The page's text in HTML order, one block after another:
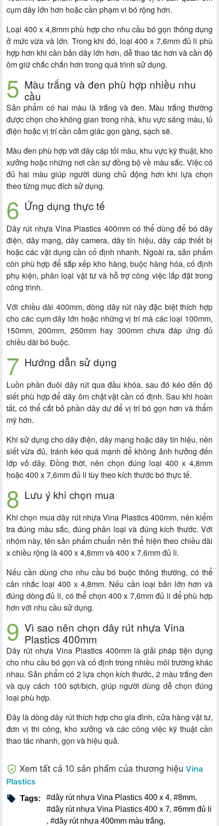
cụm dây lớn hơn hoặc cần phạm vi bó rộng hơn.
Loại 400 x 4,8mm phù hợp cho nhu cầu bó gọn thông dụng
ở mức vừa và lớn. Trong khi đó, loại 400 x 7,6mm đủ li phù
hợp hơn khi cần bản dây lớn hơn, dễ thao tác hơn và cần độ
ôm giữ chắc chắn hơn trong quá trình sử dụng.
Màu trắng và đen phù hợp nhiều nhu
cầu
Sản phẩm có hai màu là trắng và đen. Màu trắng thường
được chọn cho không gian trong nhà, khu vực sáng màu, tủ
điện hoặc vị trí cần cảm giác gọn gàng, sạch sẽ.
Màu đen phù hợp với dây cáp tối màu, khu vực kỹ thuật, kho
xưởng hoặc những nơi cần sự đồng bộ về màu sắc. Việc có
đủ hai màu giúp người dùng chủ động hơn khi lựa chọn
theo từng mục đích sử dụng.
Ứng dụng thực tế
Dây rút nhựa Vina Plastics 400mm có thể dùng để bó dây
điện, dây mạng, dây camera, dây tín hiệu, dây cáp thiết bị
hoặc các vật dụng cần cố định nhanh. Ngoài ra, sản phẩm
còn phù hợp để sắp xếp kho hàng, buộc hàng hóa, cố định
phụ kiện, phân loại vật tư và hỗ trợ công việc lắp đặt trong
công trình.
Với chiều dài 400mm, dòng dây rút này đặc biệt thích hợp
cho các cụm dây lớn hoặc những vị trí mà các loại 100mm,
150mm, 200mm, 250mm hay 300mm chưa đáp ứng đủ
chiều dài bó buộc.
Hướng dẫn sử dụng
Luồn phần đuôi dây rút qua đầu khóa, sau đó kéo đến độ
siết phù hợp để dây ôm chặt vật cần cố định. Sau khi hoàn
tất, có thể cắt bỏ phần dây dư để vị trí bó gọn hơn và thẩm
mỹ hơn.
Khi sử dụng cho dây điện, dây mạng hoặc dây tín hiệu, nên
siết vừa đủ, tránh kéo quá mạnh để không ảnh hưởng đến
lớp vỏ dây. Đồng thời, nên chọn đúng loại 400 x 4,8mm
hoặc 400 x 7,6mm đủ li tùy theo kích thước bó thực tế.
Lưu ý khi chọn mua
Khi chọn mua dây rút nhựa Vina Plastics 400mm, nên kiểm
tra đúng màu sắc, đúng phân loại và đúng kích thước. Với
nhóm này, tên sản phẩm chuẩn nên thể hiện theo chiều dài
x chiều rộng là 400 x 4,8mm và 400 x 7,6mm đủ li.
Nếu cần dùng cho nhu cầu bó buộc thông thường, có thể
cân nhắc loại 400 x 4,8mm. Nếu cần loại bản lớn hơn và
đúng dòng đủ li, có thể chọn 400 x 7,6mm đủ li để phù hợp
hơn với nhu cầu sử dụng.
Vì sao nên chọn dây rút nhựa Vina
Plastics 400mm
Dây rút nhựa Vina Plastics 400mm là giải pháp tiện dụng
cho nhu cầu bó gọn và cố định trong nhiều môi trường khác
nhau. Sản phẩm có 2 lựa chọn kích thước, 2 màu trắng đen
và quy cách 100 sợi/bịch, giúp người dùng dễ chọn đúng
loại phù hợp.
Đây là dòng dây rút thích hợp cho gia đình, cửa hàng vật tư,
đơn vị thi công, kho xưởng và các công việc kỹ thuật cần
thao tác nhanh, gọn và hiệu quả.
Xem tất cả 10 sản phẩm của thương hiệu Vina
Plastics
Tags: #dây rút nhựa Vina Plastics 400 x 4, #8mm,
#dây rút nhựa Vina Plastics 400 x 7, #6mm đủ li
, #dây rút nhựa 400mm màu trắng,